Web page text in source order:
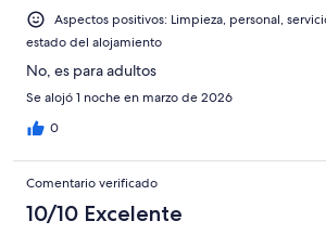
Aspectos positivos: Limpieza, personal,
estado del alojamiento
No, es para adultos
Se alojó 1 noche en marzo de 2026
0
Comentario verificado
10/10 Excelente